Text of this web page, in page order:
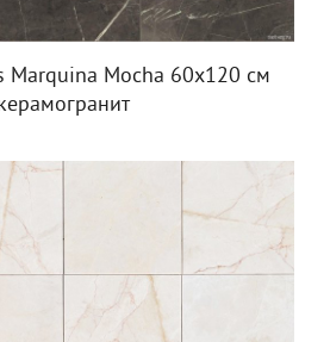
Marquina Mocha 60x120 см